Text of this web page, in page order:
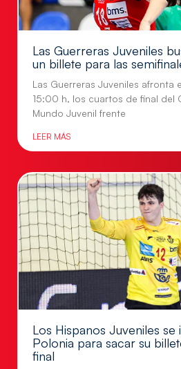
Las Guerreras Juveniles
un billete para las
Las Guerreras Juveniles afronta
15:00 h, los cuartos de final del
Mundo Juvenil frente
LEER MÁS
Los Hispanos Juveniles se
Polonia para sacar su
final